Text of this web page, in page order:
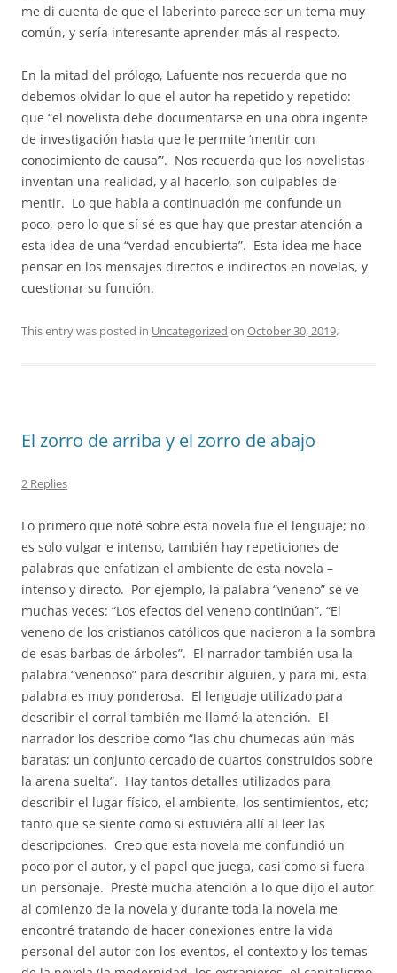
me di cuenta de que el laberinto parece ser un tema muy
común, y sería interesante aprender más al respecto.
En la mitad del prólogo, Lafuente nos recuerda que no
debemos olvidar lo que el autor ha repetido y repetido:
que “el novelista debe documentarse en una obra ingente
de investigación hasta que le permite ‘mentir con
conocimiento de causa’”. Nos recuerda que los novelistas
inventan una realidad, y al hacerlo, son culpables de
mentir. Lo que habla a continuación me confunde un
poco, pero lo que sí sé es que hay que prestar atención a
esta idea de una “verdad encubierta”. Esta idea me hace
pensar en los mensajes directos e indirectos en novelas, y
cuestionar su función.
This entry was posted in Uncategorized on October 30, 2019.
El zorro de arriba y el zorro de abajo
2 Replies
Lo primero que noté sobre esta novela fue el lenguaje; no
es solo vulgar e intenso, también hay repeticiones de
palabras que enfatizan el ambiente de esta novela –
intenso y directo. Por ejemplo, la palabra “veneno” se ve
muchas veces: “Los efectos del veneno continúan”, “El
veneno de los cristianos católicos que nacieron a la sombra
de esas barbas de árboles”. El narrador también usa la
palabra “venenoso” para describir alguien, y para mi, esta
palabra es muy ponderosa. El lenguaje utilizado para
describir el corral también me llamó la atención. El
narrador los describe como “las chu chumecas aún más
baratas; un conjunto cercado de cuartos construidos sobre
la arena suelta”. Hay tantos detalles utilizados para
describir el lugar físico, el ambiente, los sentimientos, etc;
tanto que se siente como si estuviéra allí al leer las
descripciones. Creo que esta novela me confundió un
poco por el autor, y el papel que juega, casi como si fuera
un personaje. Presté mucha atención a lo que dijo el autor
al comienzo de la novela y durante toda la novela me
encontré tratando de hacer conexiones entre la vida
personal del autor con los eventos, el contexto y los temas